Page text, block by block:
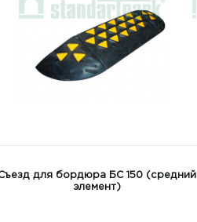
для бордюра БС 150 (средний
элемент)